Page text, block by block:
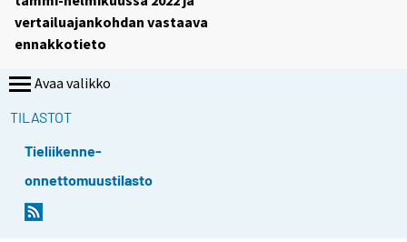
vertailuajankohdan vastaava
ennakkotieto
Avaa valikko
TILASTOT
Tieliikenne-
onnettomuustilasto